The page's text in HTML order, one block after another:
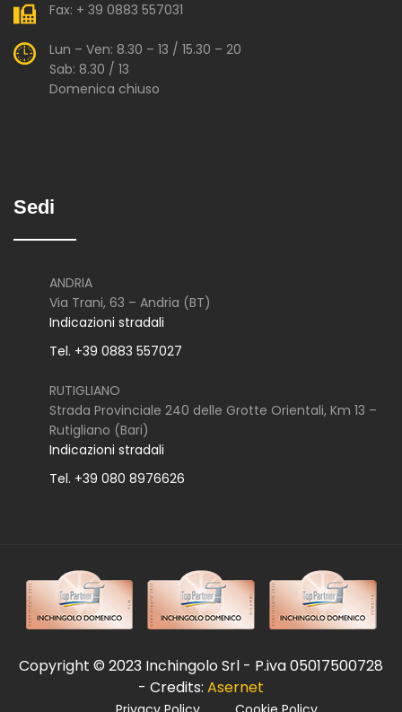
Fax: + 39 0883 557031
Lun – Ven: 8.30 – 13 / 15.30 – 20
Sab: 8.30 / 13
Domenica chiuso
Sedi
ANDRIA
Via Trani, 63 – Andria (BT)
Indicazioni stradali
Tel. +39 0883 557027
RUTIGLIANO
Strada Provinciale 240 delle Grotte Orientali, Km 13 –
Rutigliano (Bari)
Indicazioni stradali
Tel. +39 080 8976626
Copyright © 2023 Inchingolo Srl - P.iva 05017500728
- Credits: Asernet